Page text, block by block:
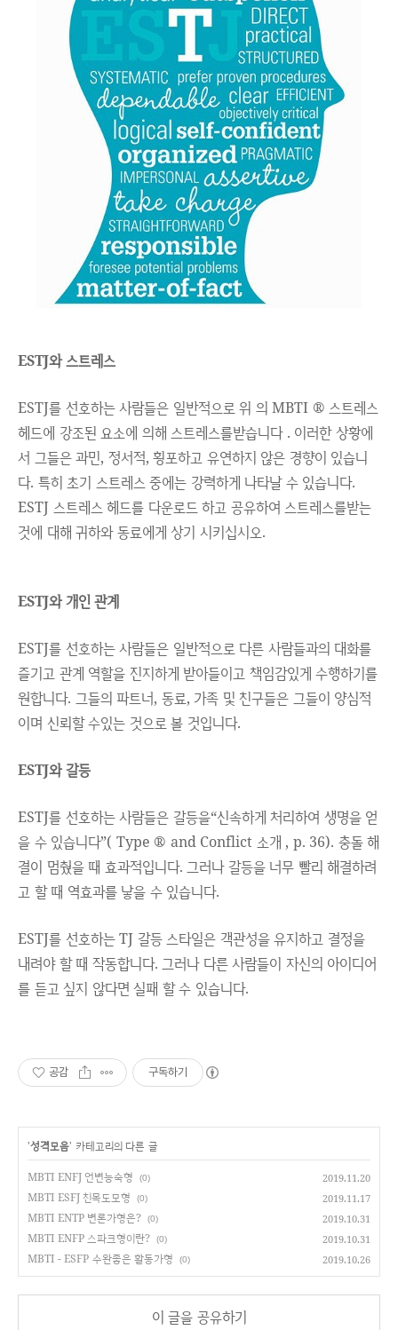
ESTJ와 스트레스
ESTJ를 선호하는 사람들은 일반적으로 위 의 MBTI ® 스트레스
헤드에 강조된 요소에 의해 스트레스를받습니다 . 이러한 상황에
서 그들은 과민, 정서적, 횡포하고 유연하지 않은 경향이 있습니
다. 특히 초기 스트레스 중에는 강력하게 나타날 수 있습니다.
ESTJ 스트레스 헤드를 다운로드 하고 공유하여 스트레스를받는
것에 대해 귀하와 동료에게 상기 시키십시오.
ESTJ와 개인 관계
ESTJ를 선호하는 사람들은 일반적으로 다른 사람들과의 대화를
즐기고 관계 역할을 진지하게 받아들이고 책임감있게 수행하기를
원합니다. 그들의 파트너, 동료, 가족 및 친구들은 그들이 양심적
이며 신뢰할 수있는 것으로 볼 것입니다.
ESTJ와 갈등
ESTJ를 선호하는 사람들은 갈등을“신속하게 처리하여 생명을 얻
을 수 있습니다”( Type ® and Conflict 소개 , p. 36). 충돌 해
결이 멈췄을 때 효과적입니다. 그러나 갈등을 너무 빨리 해결하려
고 할 때 역효과를 낳을 수 있습니다.
ESTJ를 선호하는 TJ 갈등 스타일은 객관성을 유지하고 결정을
내려야 할 때 작동합니다. 그러나 다른 사람들이 자신의 아이디어
를 듣고 싶지 않다면 실패 할 수 있습니다.
공감 구독하기
'성격모음' 카테고리의 다른 글
MBTI ENFJ 언변능숙형 (0) 2019.11.20
MBTI ESFJ 친목도모형 (0) 2019.11.17
MBTI ENTP 변론가형은? (0) 2019.10.31
MBTI ENFP 스파크형이란? (0) 2019.10.31
MBTI - ESFP 수완좋은 활동가형 (0) 2019.10.26
이 글을 공유하기